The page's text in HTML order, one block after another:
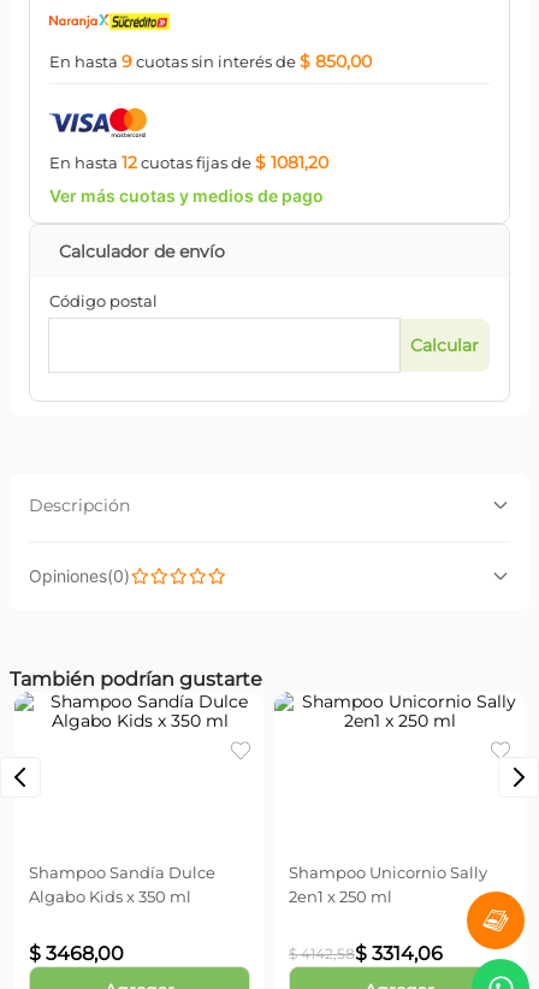
En hasta 9cuotassin interésde$ 850,00
En hasta 12cuotasfijasde$ 1081,20
Ver más cuotas y medios de pago
Código postal
Descripción
Petit enfant Shampoo neutro ultra suave bebé 0 a 1
(0)
Más reciente Todos
También podrían gustarte
Cargando...
Agregar
Cargando...
Agregar